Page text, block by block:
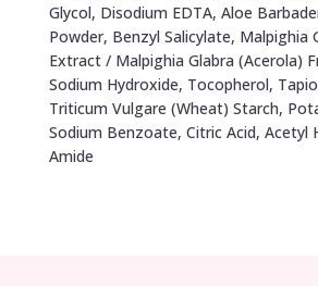
Glycol, Disodium EDTA, Aloe
Powder, Benzyl Salicylate, Malpighia
Extract / Malpighia Glabra (Acerola)
Sodium Hydroxide, Tocopherol,
Triticum Vulgare (Wheat) Starch,
Sodium Benzoate, Citric Acid, Acetyl
Amide